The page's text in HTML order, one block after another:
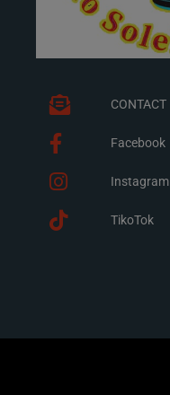
CONTACT
Facebook
Instagram
TikoTok